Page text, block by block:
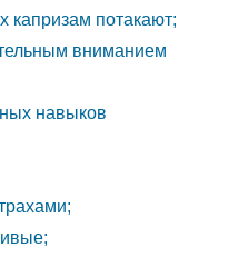
капризам потакают;
вниманием
навыков